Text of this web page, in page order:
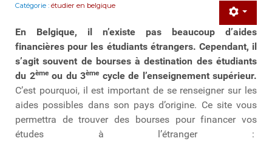
Catégorie : étudier en belgique
En Belgique, il n’existe pas beaucoup d’aides
financières pour les étudiants étrangers. Cependant, il
s’agit souvent de bourses à destination des étudiants
du 2èmeou du 3èmecycle de l’enseignement supérieur.
C’est pourquoi, il est important de se renseigner sur les
aides possibles dans son pays d’origine. Ce site vous
permettra de trouver des bourses pour financer vos
études à l’étranger :